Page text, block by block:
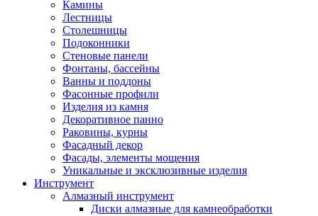
Камины
Лестницы
Столешницы
Подоконники
Стеновые панели
Фонтаны, бассейны
Ванны и поддоны
Фасонные профили
Изделия из камня
Декоративное панно
Раковины, курны
Фасадный декор
Фасады, элементы мощения
Уникальные и эксклюзивные изделия
Инструмент
Алмазный инструмент
Диски алмазные для камнеобработки